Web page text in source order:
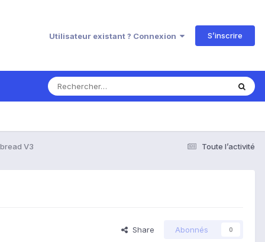
Utilisateur existant ? Connexion S’inscrire
Toute l’activité
V3
Share Abonnés 0